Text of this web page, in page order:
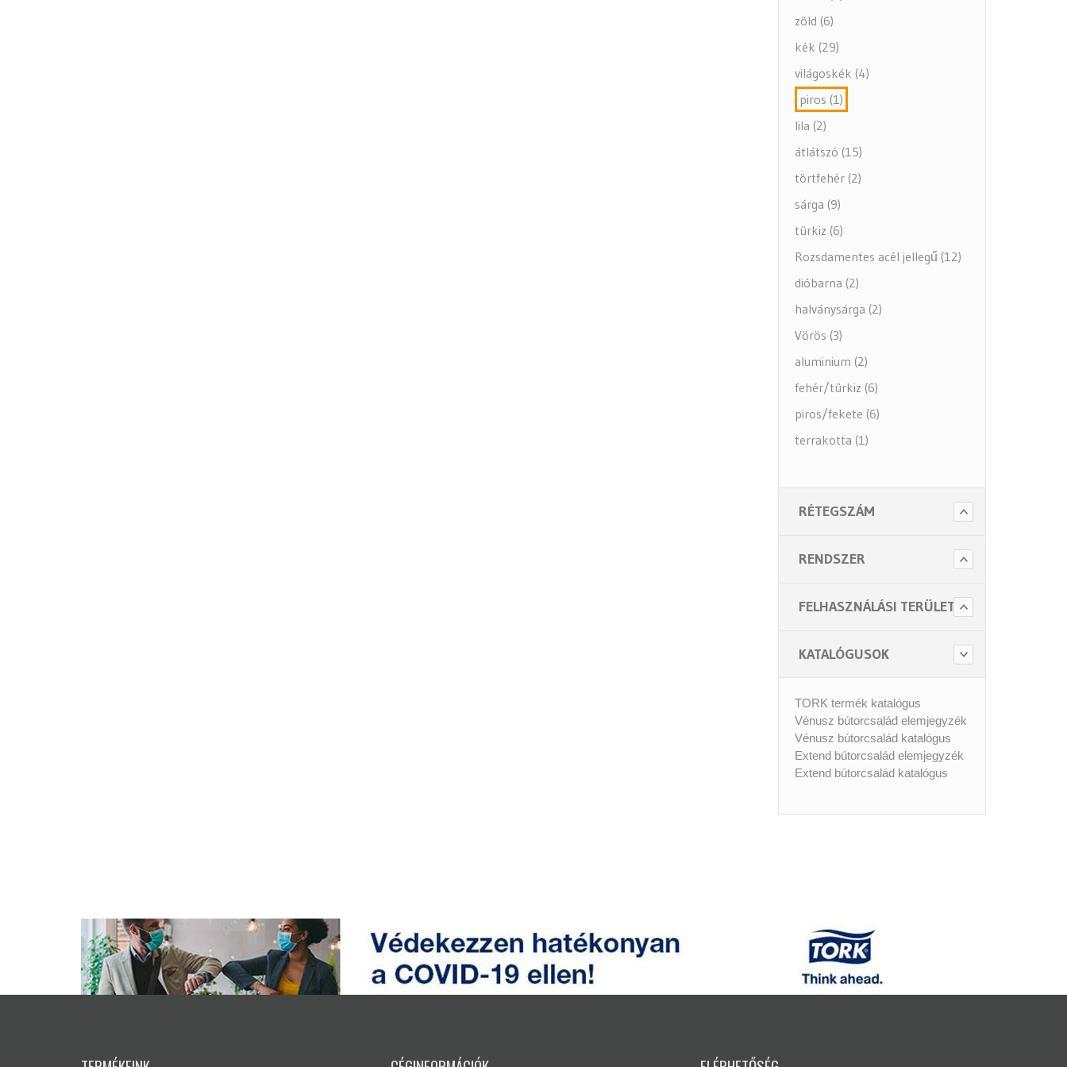
zöld (6)
kék (29)
világoskék (4)
piros (1)
lila (2)
átlátszó (15)
törtfehér (2)
sárga (9)
türkiz (6)
Rozsdamentes acél jellegű (12)
dióbarna (2)
halványsárga (2)
Vörös (3)
aluminium (2)
fehér/türkiz (6)
piros/fekete (6)
terrakotta (1)
RÉTEGSZÁM
RENDSZER
FELHASZNÁLÁSI TERÜLET
KATALÓGUSOK
TORK termék katalógus
Vénusz bútorcsalád elemjegyzék
Vénusz bútorcsalád katalógus
Extend bútorcsalád elemjegyzék
Extend bútorcsalád katalógus